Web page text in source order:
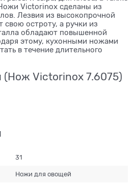
Victorinox сделаны из
Лезвия из высокопрочной
свою остроту, а ручки из
обладают повышенной
этому, кухонными ножами
в течение длительного
(Нож Victorinox 7.6075)
31
Ножи для овощей